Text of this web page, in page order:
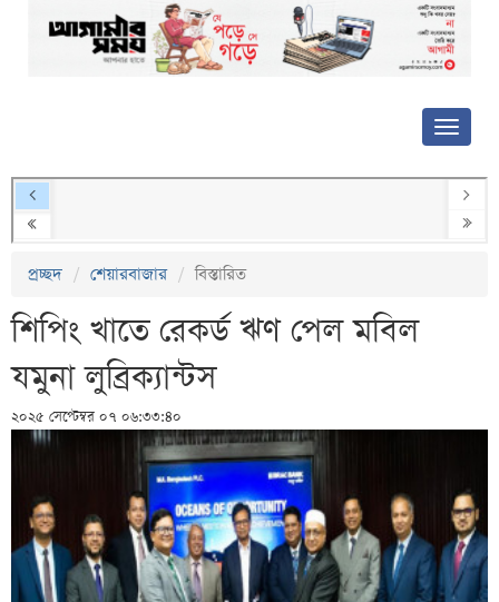
প্রচ্ছদ শেয়ারবাজার বিস্তারিত
শিপিং খাতে রেকর্ড ঋণ পেল মবিল
যমুনা লুব্রিক্যান্টস
২০২৫ সেপ্টেম্বর ০৭ ০৬:৩৩:৪০